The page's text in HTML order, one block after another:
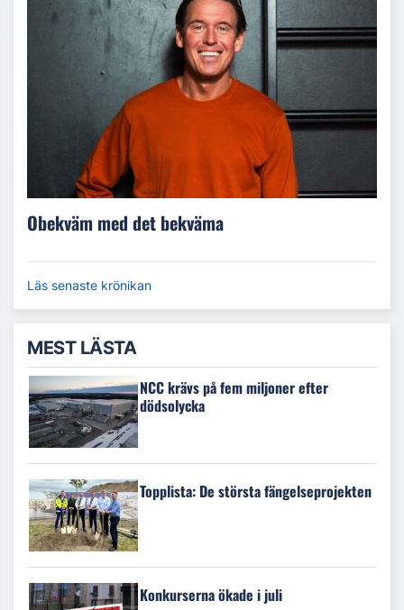
Obekväm med det bekväma
Läs senaste krönikan
MEST LÄSTA
NCC krävs på fem miljoner efter
dödsolycka
Topplista: De största fängelseprojekten
Konkurserna ökade i juli